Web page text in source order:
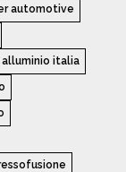
automotive
italia